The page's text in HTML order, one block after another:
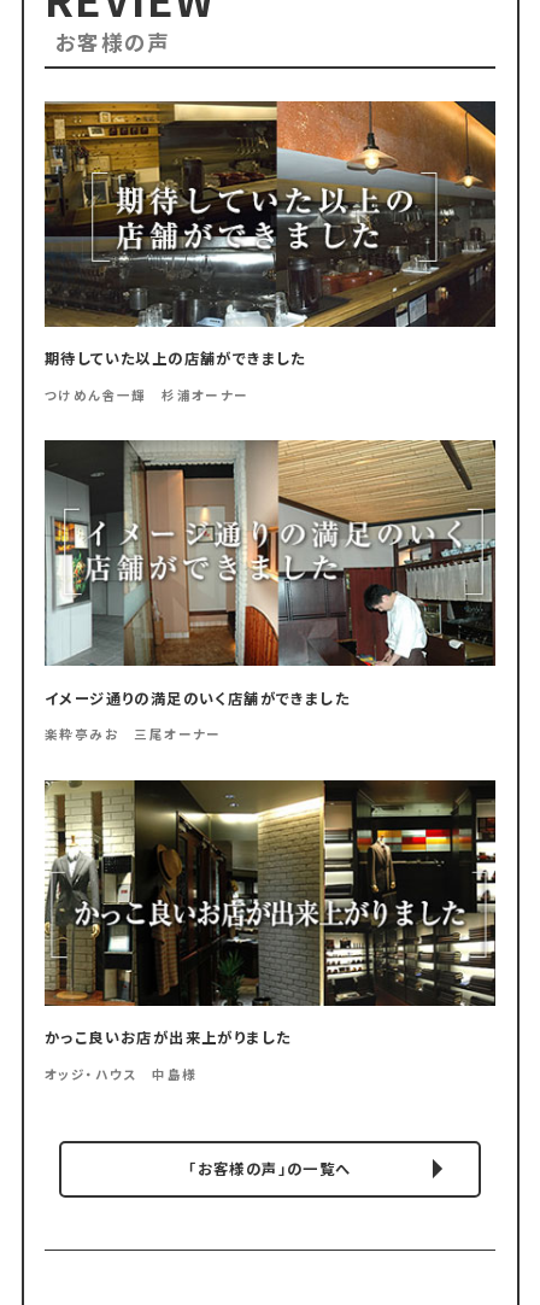
お客様の声
期待していた以上の店舗ができました
つけめん舎一輝 杉浦オーナー
イメージ通りの満足のいく店舗ができました
楽粋亭みお 三尾オーナー
かっこ良いお店が出来上がりました
オッジ・ハウス 中島様
「お客様の声」の一覧へ